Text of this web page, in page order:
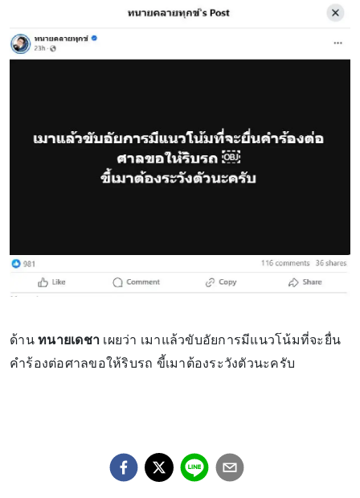
ด้าน ทนายเดชา เผยว่า เมาแล้วขับอัยการมีแนวโน้มที่จะยื่น
คำร้องต่อศาลขอให้ริบรถ ขี้เมาต้องระวังตัวนะครับ